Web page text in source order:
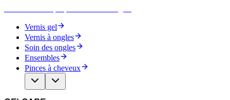
Vernis gel
Vernis à ongles
Soin des ongles
Ensembles
Pinces à cheveux